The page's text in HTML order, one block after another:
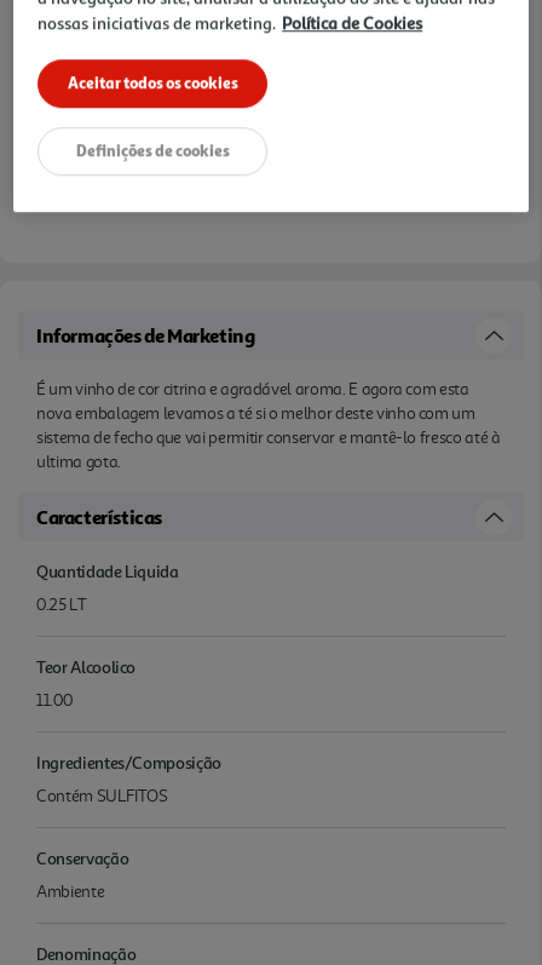
Informações de Marketing
É um vinho de cor citrina e agradável aroma. E agora com esta
nova embalagem levamos a té si o melhor deste vinho com um
sistema de fecho que vai permitir conservar e mantê-lo fresco até à
ultima gota.
Características
Quantidade Liquida
0.25 LT
Teor Alcoolico
11.00
Ingredientes/Composição
Contém SULFITOS
Conservação
Ambiente
Denominação
nossas iniciativas de marketing. Política de Cookies
Aceitar todos os cookies
Definições de cookies